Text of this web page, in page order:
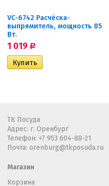
VC-6742 Расчёска-
выпрямитель, мощность 85
Вт.
1 019 Р
ТК Посуда
Адрес: г. Оренбург
Телефон: +7 953 604-88-21
Почта: orenburg@tkposuda.ru
Магазин
Корзина